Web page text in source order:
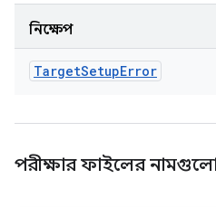
নিক্ষেপ
TargetSetupError
পরীক্ষার ফাইলের